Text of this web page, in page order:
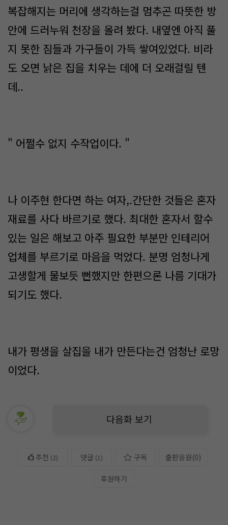
복잡해지는 머리에 생각하는걸 멈추곤 따뜻한 방
안에 드러누워 천장을 올려 봤다. 내옆엔 아직 풀
지 못한 짐들과 가구들이 가득 쌓여있었다. 비라
도 오면 낡은 집을 치우는 데에 더 오래걸릴 텐
데..
" 어쩔수 없지 수작업이다. "
나 이주현 한다면 하는 여자,.간단한 것들은 혼자
재료를 사다 바르기로 했다. 최대한 혼자서 할수
있는 일은 해보고 아주 필요한 부분만 인테리어
업체를 부르기로 마음을 먹었다. 분명 엄청나게
고생할게 물보듯 뻔했지만 한편으론 나름 기대가
되기도 했다.
내가 평생을 살집을 내가 만든다는건 엄청난 로망
이었다.
다음화 보기
추천 (2) 댓글 (1) 구독 출판응원(0)
후원하기